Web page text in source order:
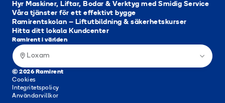
Hyr Maskiner, Liftar, Bodar & Verktyg med Smidig Service
Våra tjänster för ett effektivt bygge
Ramirentskolan – Liftutbildning & säkerhetskurser
Hitta ditt lokala Kundcenter
© 2026 Ramirent
Cookies
Integritetspolicy
Användarvillkor
Ramirent i världen
Loxam